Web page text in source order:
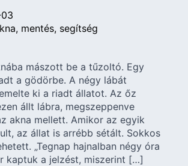
mentés segítség
mászott be a tűzoltó. Egy
a gödörbe. A négy lábát
ki a riadt állatot. Az őz
állt lábra, megszeppenve
akna mellett. Amikor az egyik
az állat is arrébb sétált. Sokkos
„Tegnap hajnalban négy óra
kaptuk a jelzést, miszerint […]